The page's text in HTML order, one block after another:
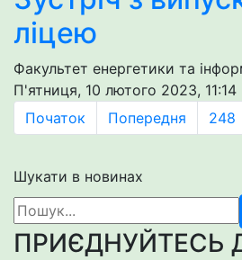
ліцею
Факультет енергетики та
П'ятниця, 10 лютого 2023, 11:14
Початок
Попередня 248
Шукати в новинах
ПРИЄДНУЙТЕСЬ